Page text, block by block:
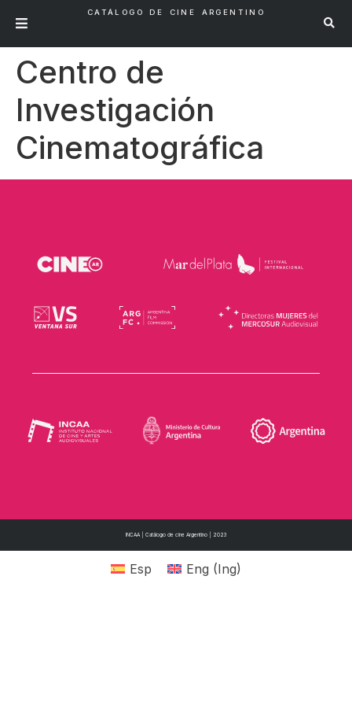
CATÁLOGO DE CINE ARGENTINO
Centro de
Investigación
Cinematográfica
INCAA | Catálogo de cine Argentino | 2023
Esp Eng (Ing)